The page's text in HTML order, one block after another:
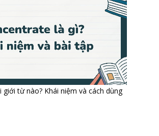
từ nào? Khái niệm và cách dùng